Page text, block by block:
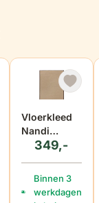
Vloerkleed
Nandi
160x230 cm
349,-
Binnen 3
werkdagen